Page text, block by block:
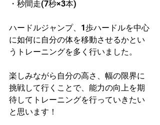
・秒間走(7秒×3本)
ハードルジャンプ、1歩ハードルを中心
に如何に自分の体を移動させるかとい
うトレーニングを多く行いました。
楽しみながら自分の高さ、幅の限界に
挑戦して行くことで、能力の向上を期
待してトレーニングを行っていきたい
と思います！